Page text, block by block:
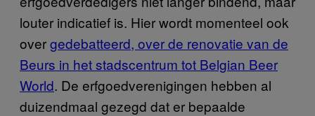
louter indicatief is. Hier wordt momenteel ook
overgedebatteerd, over de renovatie van de
Beurs in het stadscentrum tot Belgian Beer
World. De erfgoedverenigingen hebben al
duizendmaal gezegd dat er bepaalde